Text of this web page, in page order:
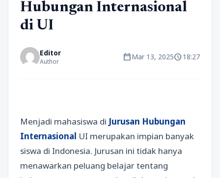
Hubungan Internasional
di UI
Editor
Author calendar_todayMar 13, 2025schedule18:27
Menjadi mahasiswa di Jurusan Hubungan
Internasional UI merupakan impian banyak
siswa di Indonesia. Jurusan ini tidak hanya
menawarkan peluang belajar tentang